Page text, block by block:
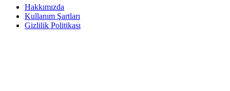
Hakkımızda
Kullanım Şartları
Gizlilik Politikası